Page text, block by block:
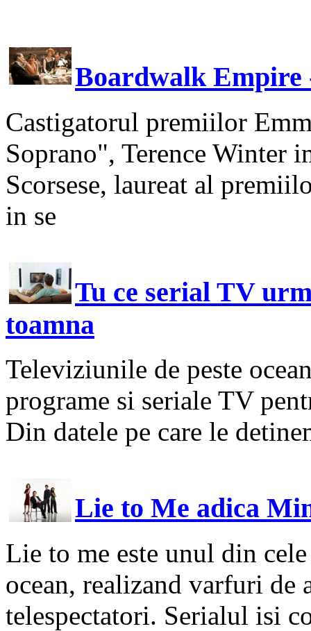
Boardwalk Empire
Castigatorul premiilor
Soprano", Terence Winter
Scorsese, laureat al
in se
Tu ce serial TV
toamna
Televiziunile de peste
programe si seriale TV
Din datele pe care le
Lie to Me adica
Lie to me este unul din
ocean, realizand varfuri de
telespectatori. Serialul isi